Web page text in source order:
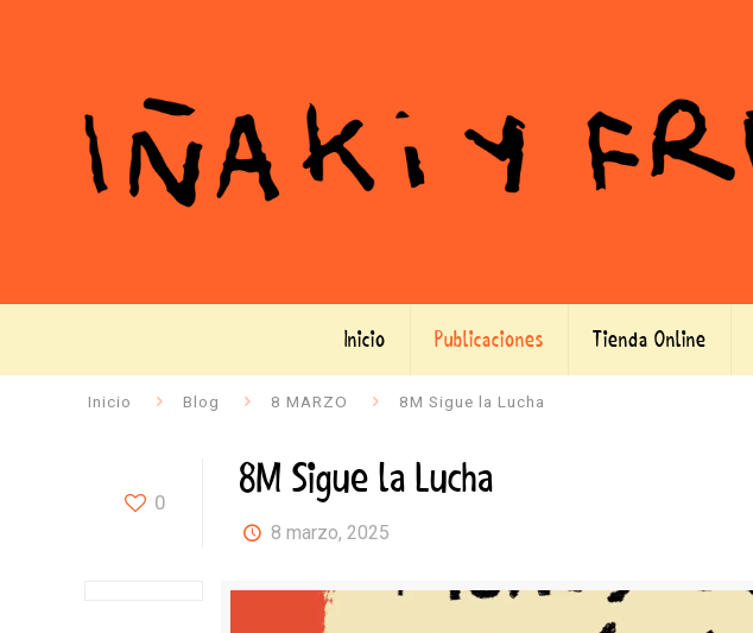
Inicio Publicaciones Tienda Online
Inicio Blog 8 MARZO 8M Sigue la Lucha
0 8M Sigue la Lucha
8 marzo, 2025